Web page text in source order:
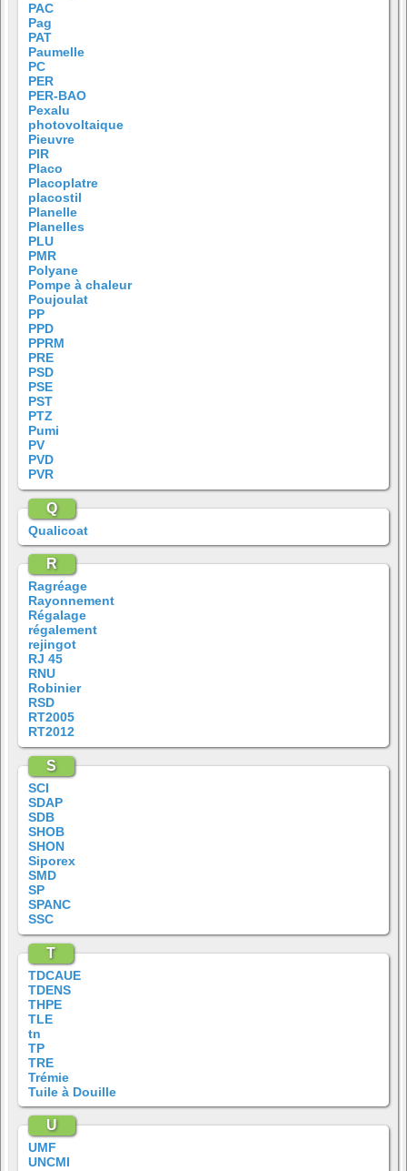
PAC
Pag
PAT
Paumelle
PC
PER
PER-BAO
Pexalu
photovoltaique
Pieuvre
PIR
Placo
Placoplatre
placostil
Planelle
Planelles
PLU
PMR
Polyane
Pompe à chaleur
Poujoulat
PP
PPD
PPRM
PRE
PSD
PSE
PST
PTZ
Pumi
PV
PVD
PVR
Q
Qualicoat
R
Ragréage
Rayonnement
Régalage
régalement
rejingot
RJ 45
RNU
Robinier
RSD
RT2005
RT2012
S
SCI
SDAP
SDB
SHOB
SHON
Siporex
SMD
SP
SPANC
SSC
T
TDCAUE
TDENS
THPE
TLE
tn
TP
TRE
Trémie
Tuile à Douille
U
UMF
UNCMI